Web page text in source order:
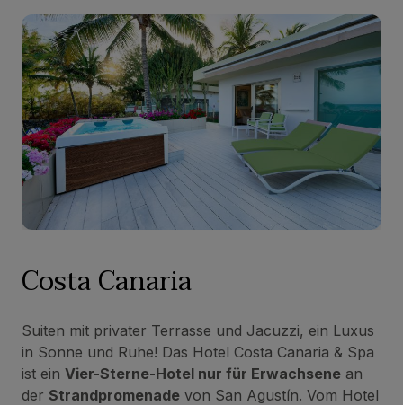
Costa Canaria
Suiten mit privater Terrasse und Jacuzzi, ein Luxus
in Sonne und Ruhe! Das Hotel Costa Canaria & Spa
ist ein Vier-Sterne-Hotel nur für Erwachsene an
der Strandpromenade von San Agustín. Vom Hotel